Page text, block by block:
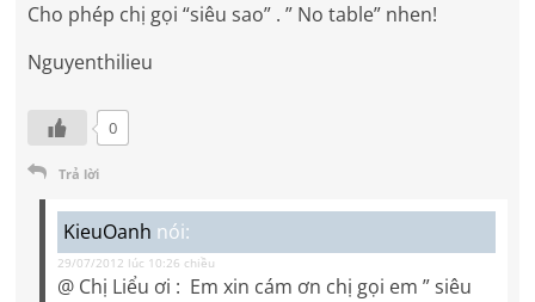
Cho phép chị gọi “siêu sao” . ” No table” nhen!
Nguyenthilieu
0
Trả lời
KieuOanh nói:
29/07/2012 lúc 10:26 chiều
@ Chị Liểu ơi : Em xin cám ơn chị gọi em ” siêu